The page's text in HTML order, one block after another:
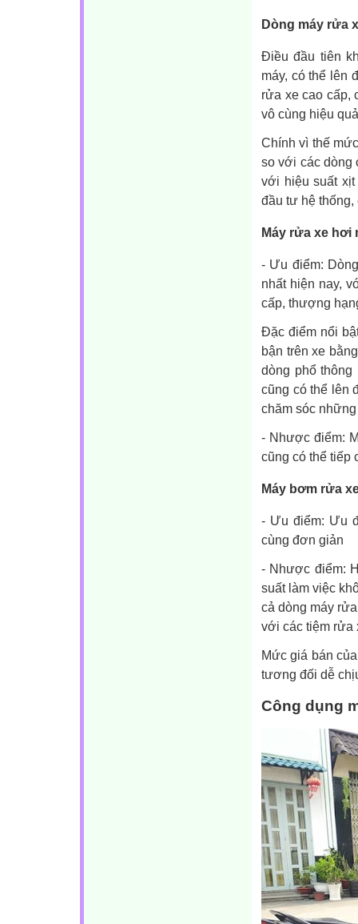
Dòng máy rửa
Điều đầu tiên
máy, có thể lên
rửa xe cao cấp,
vô cùng hiệu
Chính vì thế
so với các dòng
với hiệu suất
đầu tư hệ
Máy rửa xe hơi
- Ưu điểm:
nhất hiện nay,
cấp, thượng
Đặc điểm nổi
bận trên xe
dòng phổ
cũng có thể lên
chăm sóc
- Nhược điểm:
cũng có thể tiếp
Máy bơm rửa
- Ưu điểm: Ưu
cùng đơn giản
- Nhược điểm:
suất làm việc
cả dòng máy
với các tiệm rửa
Mức giá bán
tương đối dễ
Công dụng